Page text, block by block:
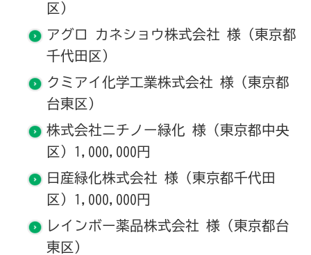
区）
アグロ カネショウ株式会社 様 (東京都
千代田区）
クミアイ化学工業株式会社 様（東京都
台東区）
株式会社ニチノー緑化 様（東京都中央
区）1,000,000円
日産緑化株式会社 様（東京都千代田
区）1,000,000円
レインボー薬品株式会社 様（東京都台
東区）